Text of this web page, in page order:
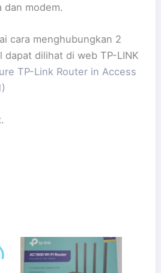
modem.
cara menghubungkan 2
dapat dilihat di web TP-LINK
TP-Link Router in Access